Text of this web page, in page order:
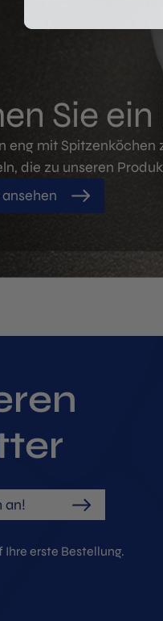
Sie
eng mit Spitzenköchen
die zu unseren
an!
Ihre erste Bestellung.